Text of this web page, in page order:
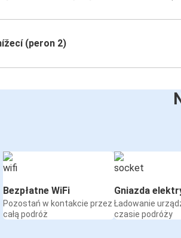
(peron 2)
Bezpłatne WiFi
Pozostań w kontakcie przez
całą podróż
Gniazda
Ładowanie
czasie podróży